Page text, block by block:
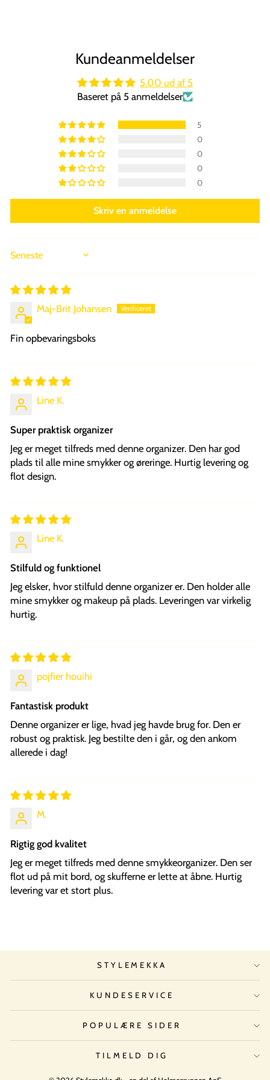
Kundeanmeldelser
5.00 ud af 5
Baseret på 5 anmeldelser
5
0
0
0
0
Skriv en anmeldelse
SORT BY
Maj-Brit Johansen
Fin opbevaringsboks
Line K.
Super praktisk organizer
Jeg er meget tilfreds med denne organizer. Den har god
plads til alle mine smykker og øreringe. Hurtig levering og
flot design.
Line K.
Stilfuld og funktionel
Jeg elsker, hvor stilfuld denne organizer er. Den holder alle
mine smykker og makeup på plads. Leveringen var virkelig
hurtig.
pojfier houihi
Fantastisk produkt
Denne organizer er lige, hvad jeg havde brug for. Den er
robust og praktisk. Jeg bestilte den i går, og den ankom
allerede i dag!
M.
Rigtig god kvalitet
Jeg er meget tilfreds med denne smykkeorganizer. Den ser
flot ud på mit bord, og skufferne er lette at åbne. Hurtig
levering var et stort plus.
STYLEMEKKA
KUNDESERVICE
POPULÆRE SIDER
TILMELD DIG